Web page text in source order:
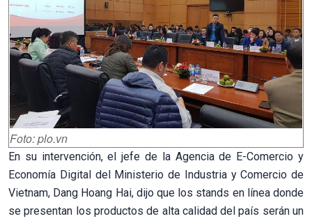
Foto: plo.vn
En su intervención, el jefe de la Agencia de E-Comercio y
Economía Digital del Ministerio de Industria y Comercio de
Vietnam, Dang Hoang Hai, dijo que los stands en línea donde
se presentan los productos de alta calidad del país serán un